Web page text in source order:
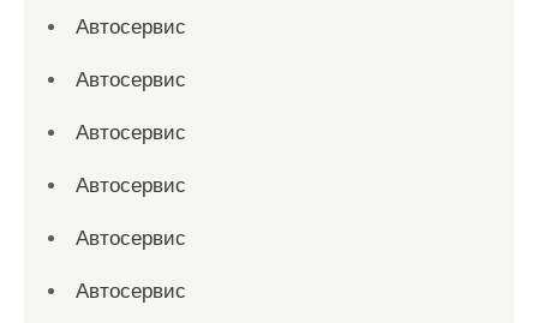
Автосервис
Автосервис
Автосервис
Автосервис
Автосервис
Автосервис